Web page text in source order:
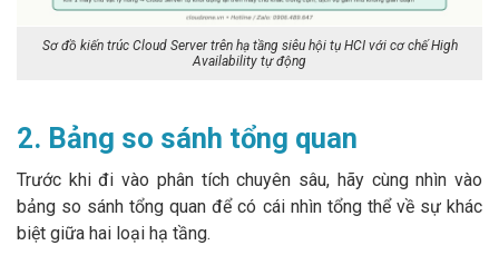
Sơ đồ kiến trúc Cloud Server trên hạ tầng siêu hội tụ HCI với cơ chế High
Availability tự động
2. Bảng so sánh tổng quan
Trước khi đi vào phân tích chuyên sâu, hãy cùng nhìn vào
bảng so sánh tổng quan để có cái nhìn tổng thể về sự khác
biệt giữa hai loại hạ tầng.